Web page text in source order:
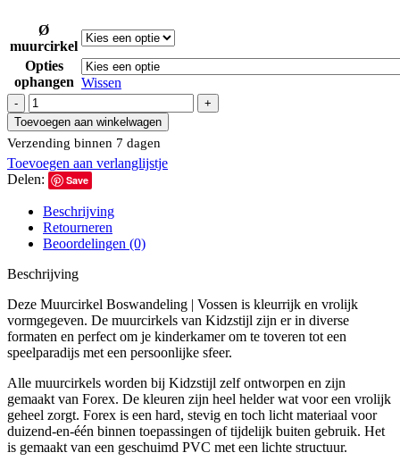
Ø
muurcirkel
Opties
ophangen Wissen
Muurcirkel
Boswandeling
|
Vossen
|
Ø
en
30
cm
Toevoegen aan winkelwagen
Verzending binnen 7 dagen
Toevoegen aan verlanglijstje
Delen:
Save
Beschrijving
Retourneren
Beoordelingen (0)
Beschrijving
Deze Muurcirkel Boswandeling | Vossen is kleurrijk en vrolijk
vormgegeven. De muurcirkels van Kidzstijl zijn er in diverse
formaten en perfect om je kinderkamer om te toveren tot een
speelparadijs met een persoonlijke sfeer.
Alle muurcirkels worden bij Kidzstijl zelf ontworpen en zijn
gemaakt van Forex. De kleuren zijn heel helder wat voor een vrolijk
geheel zorgt. Forex is een hard, stevig en toch licht materiaal voor
duizend-en-één binnen toepassingen of tijdelijk buiten gebruik. Het
is gemaakt van een geschuimd PVC met een lichte structuur.